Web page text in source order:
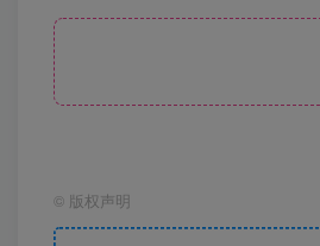
© 版权声明